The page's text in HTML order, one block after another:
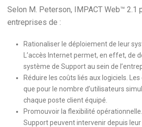
Selon M. Peterson, IMPACT Web™ 2.1
entreprises de :
Rationaliser le déploiement de leur
L’accès Internet permet, en effet, de
système de Support au sein de
Réduire les coûts liés aux logiciels.
que pour le nombre d’utilisateurs
chaque poste client équipé.
Promouvoir la flexibilité
Support peuvent intervenir depuis